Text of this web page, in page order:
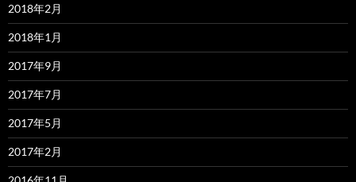
2018年2月
2018年1月
2017年9月
2017年7月
2017年5月
2017年2月